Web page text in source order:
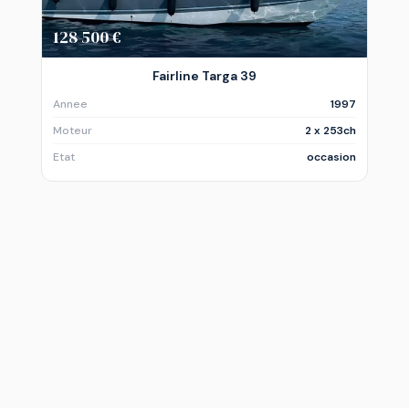
128 500 €
Fairline Targa 39
Annee
1997
Moteur
2 x 253ch
Etat
occasion